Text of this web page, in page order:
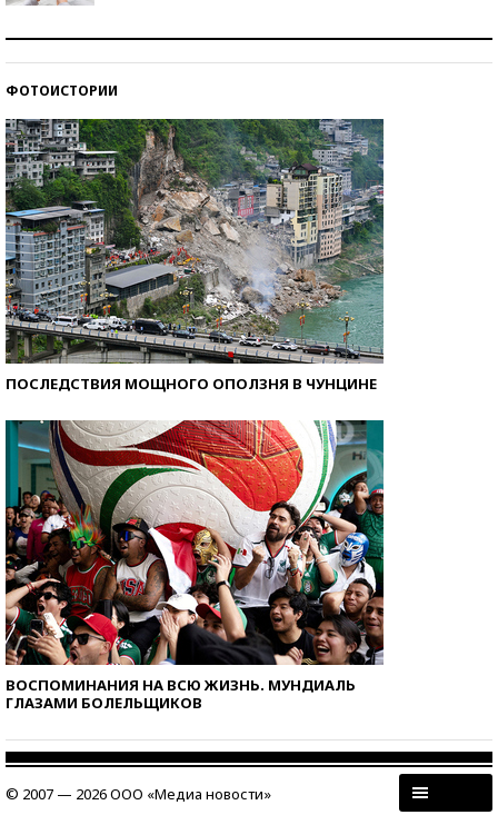
ФОТОИСТОРИИ
ПОСЛЕДСТВИЯ МОЩНОГО ОПОЛЗНЯ В ЧУНЦИНЕ
ВОСПОМИНАНИЯ НА ВСЮ ЖИЗНЬ. МУНДИАЛЬ
ГЛАЗАМИ БОЛЕЛЬЩИКОВ
© 2007 — 2026 ООО «Медиа новости»